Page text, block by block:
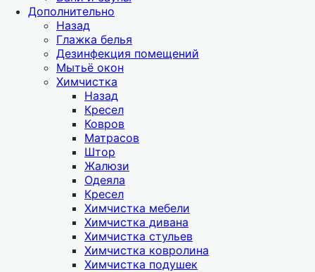
Дополнительно
Назад
Глажка белья
Дезинфекция помещений
Мытьё окон
Химчистка
Назад
Кресел
Ковров
Матрасов
Штор
Жалюзи
Одеяла
Кресел
Химчистка мебели
Химчистка дивана
Химчистка стульев
Химчистка ковролина
Химчистка подушек